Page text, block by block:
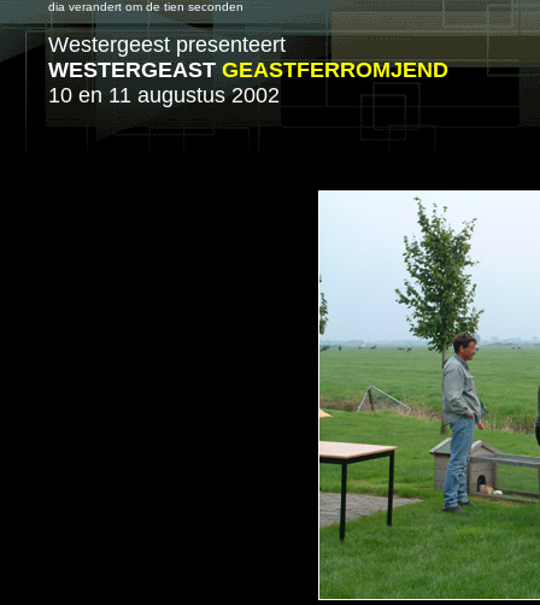
dia verandert om de tien seconden
Westergeest presenteert
WESTERGEAST GEASTFERROMJEND
10 en 11 augustus 2002